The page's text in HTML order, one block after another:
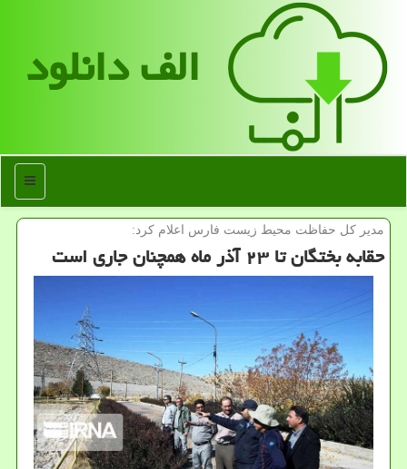
الف دانلود
منو
مدیر كل حفاظت محیط زیست فارس اعلام كرد:
حقابه بختگان تا ۲۳ آذر ماه همچنان جاری است